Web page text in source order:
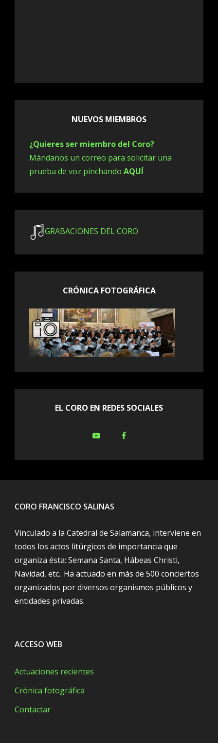
NUEVOS MIEMBROS
¿Quieres ser miembro del Coro?
Mándanos un correo para solicitar una
prueba de voz pinchando AQUÍ
GRABACIONES DEL CORO
CRÓNICA FOTOGRÁFICA
EL CORO EN REDES SOCIALES
YoutubeFacebook
CORO FRANCISCO SALINAS
Vinculado a la Catedral de Salamanca, interviene en
todos los actos litúrgicos de importancia que
organiza ésta: Semana Santa, Hábeas Christi,
Navidad, etc.. Ha actuado en más de 500 conciertos
organizados por diversos organismos públicos y
entidades privadas.
ACCESO WEB
Actuaciones recientes
Crónica fotográfica
Contactar